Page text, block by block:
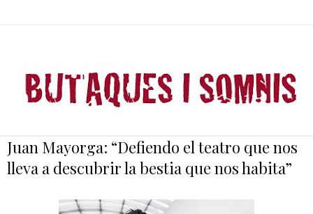
Juan Mayorga: “Defiendo el teatro que nos
lleva a descubrir la bestia que nos habita”